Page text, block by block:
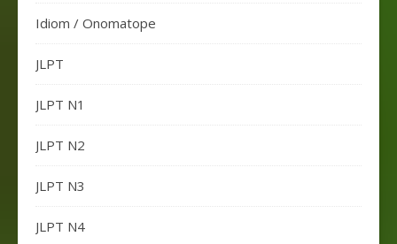
Idiom / Onomatope
JLPT
JLPT N1
JLPT N2
JLPT N3
JLPT N4